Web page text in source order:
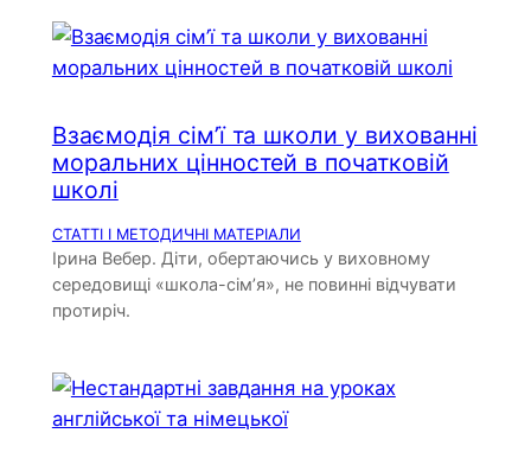
Взаємодія сім’ї та школи у вихованні
моральних цінностей в початковій
школі
СТАТТІ І МЕТОДИЧНІ МАТЕРІАЛИ
Ірина Вебер. Діти, обертаючись у виховному
середовищі «школа-сім’я», не повинні відчувати
протиріч.